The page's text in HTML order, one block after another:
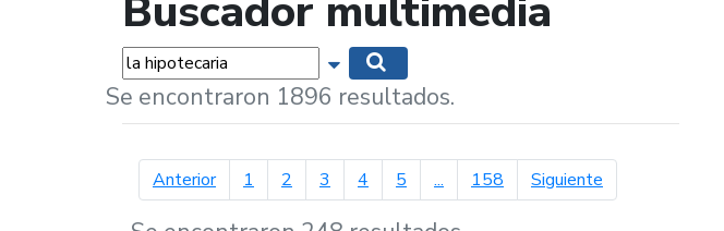
Buscador multimedia
Palabras... Mostrar opciones de búsqueda
Se encontraron 1896 resultados.
Anteriorpágina anterior
1 2 3 4 5 ... 158 Siguientepágina siguiente